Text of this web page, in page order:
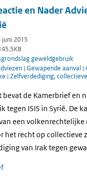
en Nader
juni 2015
geweldgebruik
| Gewapende aanval |
| Zelfverdediging, collectieve
de Kamerbrief en
tegen ISIS in Syrië. De
een
het recht op collectieve
van Irak tegen